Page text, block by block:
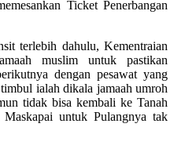
Ticket Penerbangan
terlebih dahulu, Kementraian
muslim untuk pastikan
dengan pesawat yang
ialah dikala jamaah umroh
tidak bisa kembali ke Tanah
untuk Pulangnya tak